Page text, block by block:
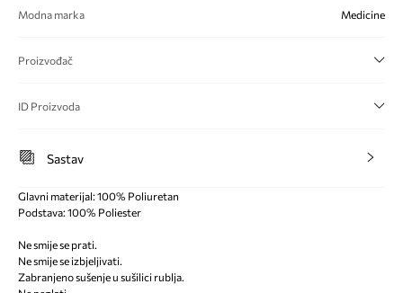
Modna marka Medicine
Proizvođač
ID Proizvoda
Sastav
Glavni materijal: 100% Poliuretan
Podstava: 100% Poliester
Ne smije se prati.
Ne smije se izbjeljivati.
Zabranjeno sušenje u sušilici rublja.